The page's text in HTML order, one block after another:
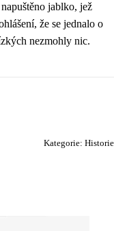
jablko, jež
že se jednalo o
nezmohly nic.
Kategorie: Historie